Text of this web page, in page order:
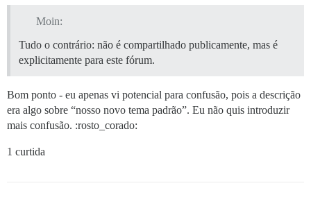
Moin:
Tudo o contrário: não é compartilhado publicamente, mas é
explicitamente para este fórum.
Bom ponto - eu apenas vi potencial para confusão, pois a descrição
era algo sobre “nosso novo tema padrão”. Eu não quis introduzir
mais confusão. :rosto_corado:
1 curtida